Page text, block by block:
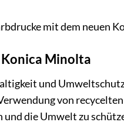
mit dem neuen
Minolta
und
von
und die Umwelt zu